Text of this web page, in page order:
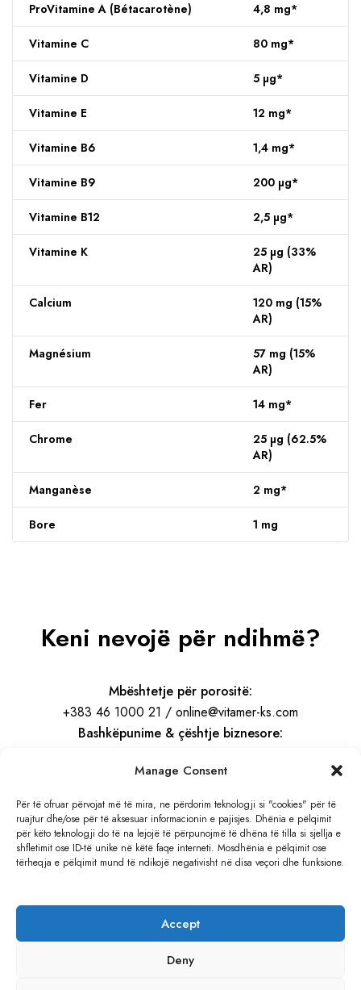
Manage Consent
Për të ofruar përvojat më të mira, ne përdorim teknologji si "cookies" për të
ruajtur dhe/ose për të aksesuar informacionin e pajisjes. Dhënia e pëlqimit
për këto teknologji do të na lejojë të përpunojmë të dhëna të tilla si sjellja e
shfletimit ose ID-të unike në këtë faqe interneti. Mosdhënia e pëlqimit ose
tërheqja e pëlqimit mund të ndikojë negativisht në disa veçori dhe funksione.
Accept
Deny
ProVitamine A (Bétacarotène) 4,8 mg*
Vitamine C 80 mg*
Vitamine D 5 µg*
Vitamine E 12 mg*
Vitamine B6 1,4 mg*
Vitamine B9 200 µg*
Vitamine B12 2,5 µg*
Vitamine K
25 µg (33%
AR)
Calcium
120 mg (15%
AR)
Magnésium
57 mg (15%
AR)
Fer 14 mg*
Chrome
25 µg (62.5%
AR)
Manganèse 2 mg*
Bore 1 mg
Keni nevojë për ndihmë?
Mbështetje për porositë:
+383 46 1000 21 / online@vitamer-ks.com
Bashkëpunime & çështje biznesore:
Orari i punës:
E Hënë – E Premte
08:30 – 16:30
Rruga e Gjilanit, KM 4
Hajvali, Kosovë